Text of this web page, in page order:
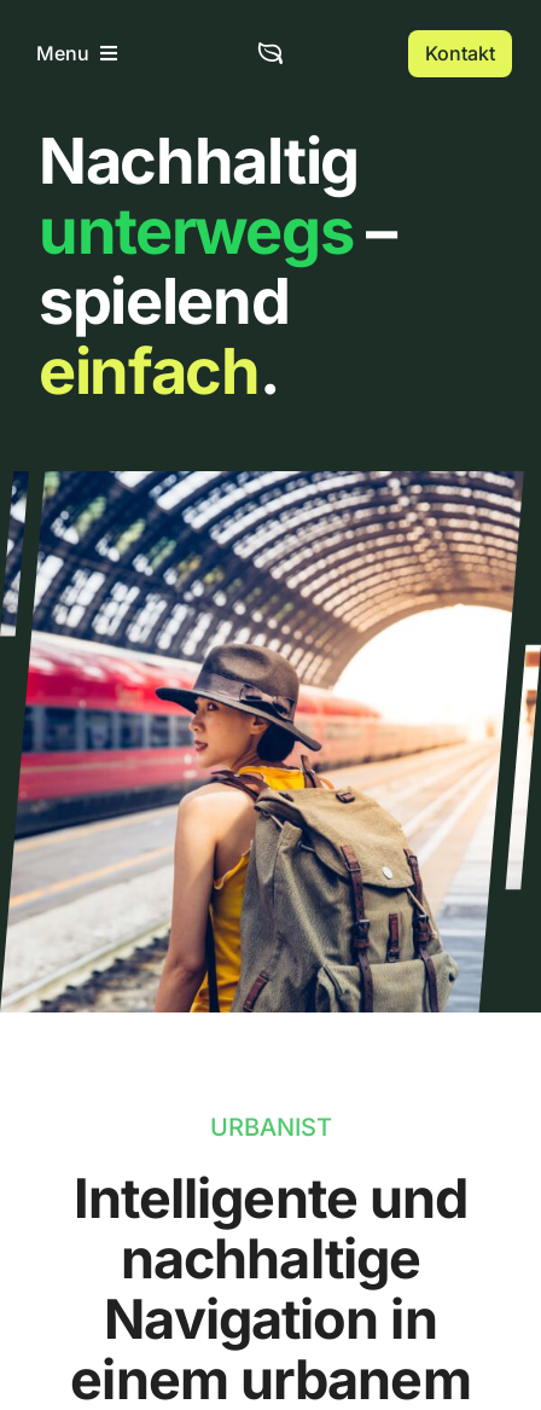
InhaltMenu
Home
Über uns
Urbanlist
Kontakt
Nachhaltig
unterwegs–
spielend
einfach.
URBANIST
Intelligente und
nachhaltige
Navigation in
einem urbanem